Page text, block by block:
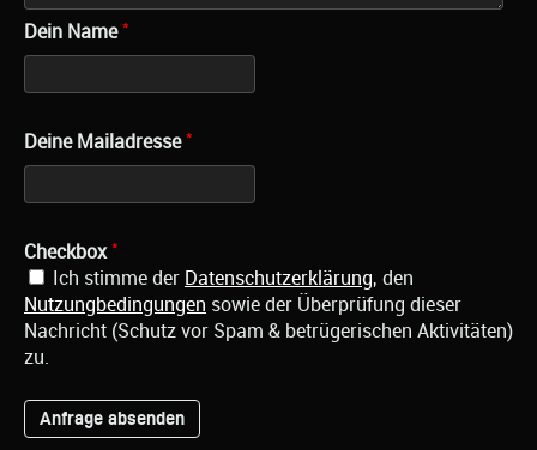
Dein Name *
Deine Mailadresse *
Checkbox *
Ich stimme der Datenschutzerklärung, den
Nutzungbedingungen sowie der Überprüfung dieser
Nachricht (Schutz vor Spam & betrügerischen Aktivitäten)
zu.